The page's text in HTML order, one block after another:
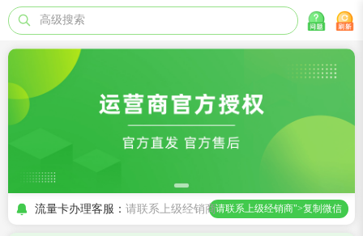
高级搜索
流量卡办理客服： 请联系上级经销商请联系上级经销商">复制微信